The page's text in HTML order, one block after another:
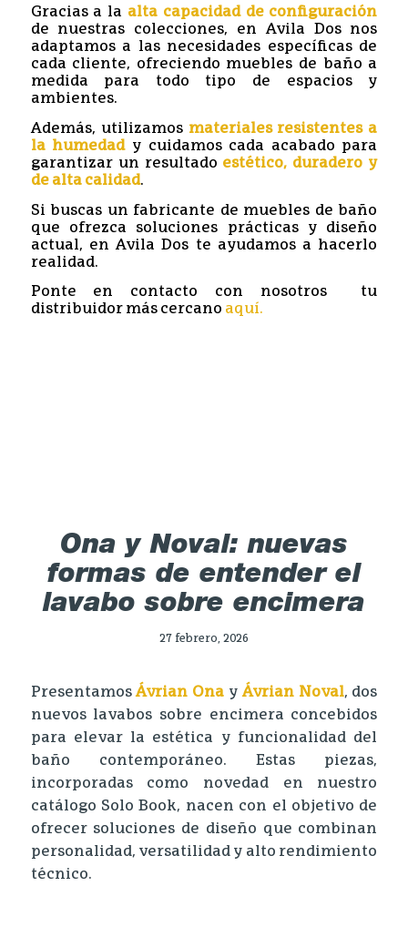
Gracias a la alta capacidad de configuración
de nuestras colecciones, en Avila Dos nos
adaptamos a las necesidades específicas de
cada cliente, ofreciendo muebles de baño a
medida para todo tipo de espacios y
ambientes.
Además, utilizamos materiales resistentes a
la humedady cuidamos cada acabado para
garantizar un resultado estético, duradero y
de alta calidad.
Si buscas un fabricante de muebles de baño
que ofrezca soluciones prácticas y diseño
actual, en Avila Dos te ayudamos a hacerlo
realidad.
Ponte en contacto con nosotros tu
distribuidor más cercano aquí.
Ona y Noval: nuevas
formas de entender el
lavabo sobre encimera
27 febrero, 2026
PresentamosÁvrian Ona yÁvrian Noval, dos
nuevos lavabos sobre encimera concebidos
para elevar la estética y funcionalidad del
baño contemporáneo. Estas piezas,
incorporadas como novedad en nuestro
catálogo Solo Book, nacen con el objetivo de
ofrecer soluciones de diseño que combinan
personalidad, versatilidad y alto rendimiento
técnico.